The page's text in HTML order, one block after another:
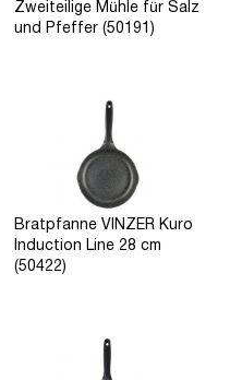
Zweiteilige Mühle für Salz
und Pfeffer (50191)
Bratpfanne VINZER Kuro
Induction Line 28 cm
(50422)